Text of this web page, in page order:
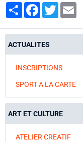
PartagerFacebook
Twitter
ACTUALITES
INSCRIPTIONS
SPORT A LA CARTE
ART ET CULTURE
ATELIER CREATIF